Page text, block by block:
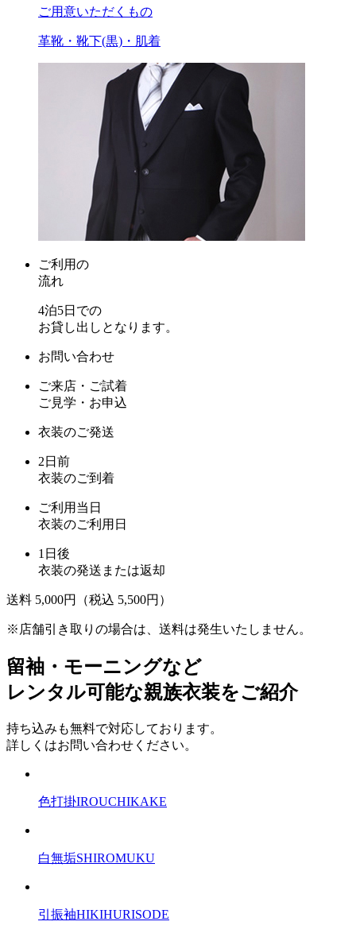
ご用意いただくもの
革靴・靴下(黒)・肌着
ご利用の
流れ
4泊5日での
お貸し出しとなります。
お問い合わせ
ご来店・ご試着
ご見学・お申込
衣装のご発送
2日前
衣装のご到着
ご利用当日
衣装のご利用日
1日後
衣装の発送または返却
送料 5,000円 （税込 5,500円）
※店舗引き取りの場合は、送料は発生いたしません。
留袖・モーニングなど
レンタル可能な親族衣装をご紹介
持ち込みも無料で対応しております。
詳しくはお問い合わせください。
色打掛IROUCHIKAKE
白無垢SHIROMUKU
引振袖HIKIHURISODE